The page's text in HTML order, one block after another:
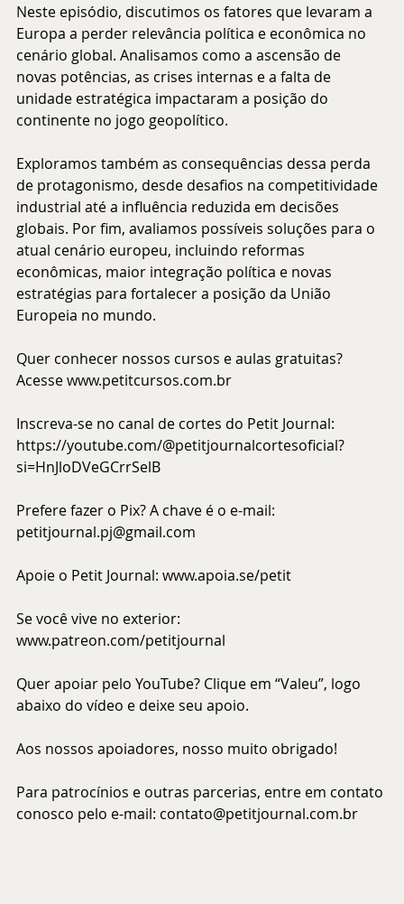
Neste episódio, discutimos os fatores que levaram a
Europa a perder relevância política e econômica no
cenário global. Analisamos como a ascensão de
novas potências, as crises internas e a falta de
unidade estratégica impactaram a posição do
continente no jogo geopolítico.
Exploramos também as consequências dessa perda
de protagonismo, desde desafios na competitividade
industrial até a influência reduzida em decisões
globais. Por fim, avaliamos possíveis soluções para o
atual cenário europeu, incluindo reformas
econômicas, maior integração política e novas
estratégias para fortalecer a posição da União
Europeia no mundo.
Quer conhecer nossos cursos e aulas gratuitas?
Acesse www.petitcursos.com.br
Inscreva-se no canal de cortes do Petit Journal:
https://youtube.com/@petitjournalcortesoficial?
si=HnJloDVeGCrrSelB
Prefere fazer o Pix? A chave é o e-mail:
petitjournal.pj@gmail.com
Apoie o Petit Journal: www.apoia.se/petit
Se você vive no exterior:
www.patreon.com/petitjournal
Quer apoiar pelo YouTube? Clique em “Valeu”, logo
abaixo do vídeo e deixe seu apoio.
Aos nossos apoiadores, nosso muito obrigado!
Para patrocínios e outras parcerias, entre em contato
conosco pelo e-mail: contato@petitjournal.com.br